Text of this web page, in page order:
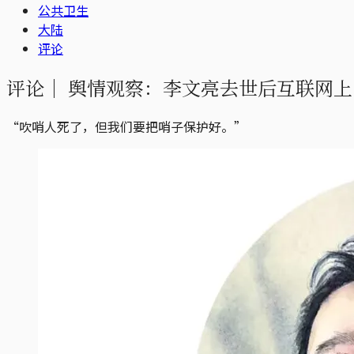
公共卫生
大陆
评论
评论｜ 舆情观察：李文亮去世后互联网
“吹哨人死了，但我们要把哨子保护好。”